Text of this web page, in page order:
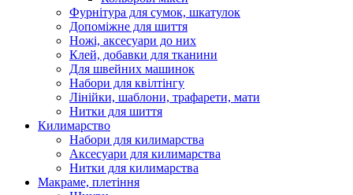
Фурнітура для сумок, шкатулок
Допоміжне для шиття
Ножі, аксесуари до них
Клей, добавки для тканини
Для швейних машинок
Набори для квілтінгу
Лінійки, шаблони, трафарети, мати
Нитки для шиття
Килимарство
Набори для килимарства
Аксесуари для килимарства
Нитки для килимарства
Макраме, плетіння